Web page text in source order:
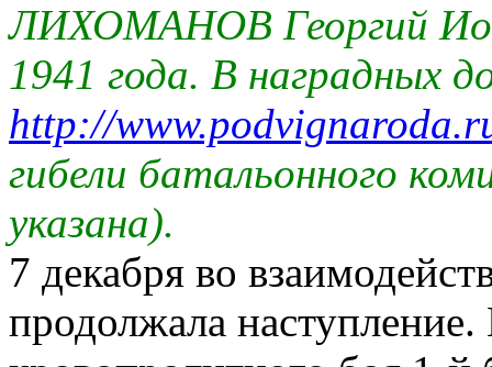
ЛИХОМАНОВ Георгий
1941 года. В наградных
http://
гибели батальонного
указана).
7 декабря во
продолжала